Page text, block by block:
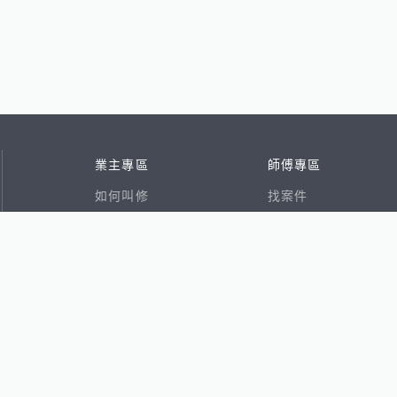
業主專區
如何叫修
師傅專區
找案件